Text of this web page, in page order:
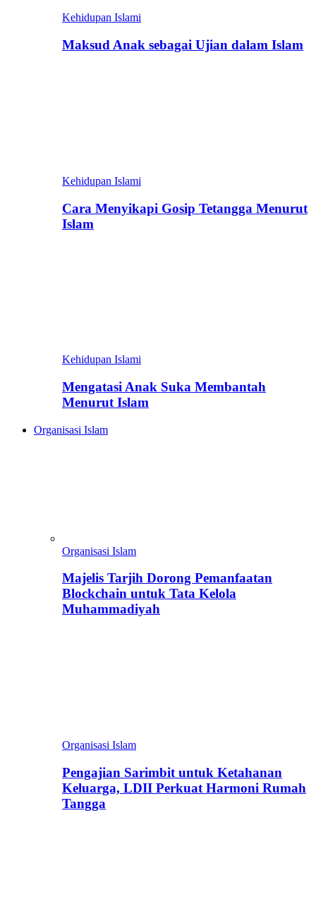
Kehidupan Islami
Maksud Anak sebagai Ujian dalam Islam
Kehidupan Islami
Cara Menyikapi Gosip Tetangga Menurut
Islam
Kehidupan Islami
Mengatasi Anak Suka Membantah
Menurut Islam
Organisasi Islam
Organisasi Islam
Majelis Tarjih Dorong Pemanfaatan
Blockchain untuk Tata Kelola
Muhammadiyah
Organisasi Islam
Pengajian Sarimbit untuk Ketahanan
Keluarga, LDII Perkuat Harmoni Rumah
Tangga